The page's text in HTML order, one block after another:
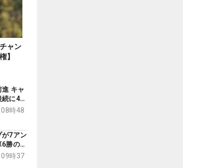
ャン
】
キャ
に4打
ーソン
時48
が7アン
勝のサ
【サン
時37